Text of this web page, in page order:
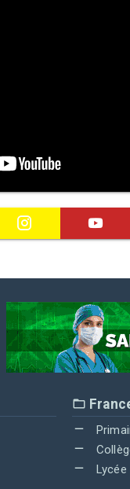
Lycée